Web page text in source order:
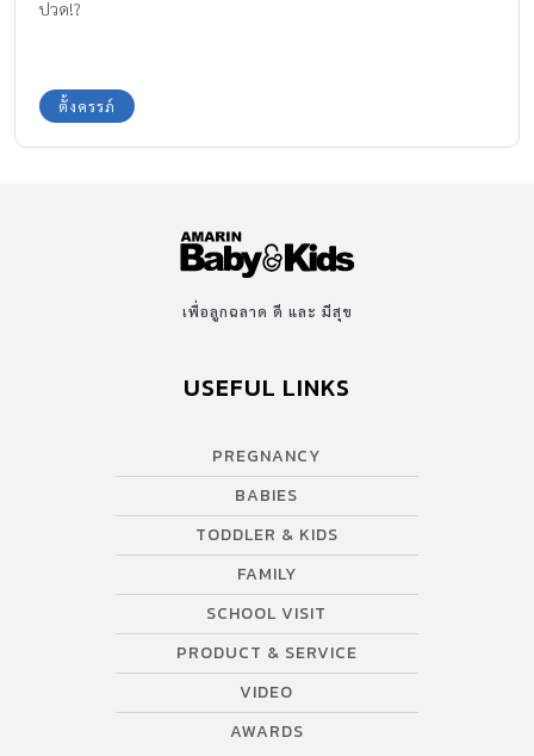
ปวด!?
ตั้งครรภ์
เพื่อลูกฉลาด ดี และ มีสุข
USEFUL LINKS
PREGNANCY
BABIES
TODDLER & KIDS
FAMILY
SCHOOL VISIT
PRODUCT & SERVICE
VIDEO
AWARDS